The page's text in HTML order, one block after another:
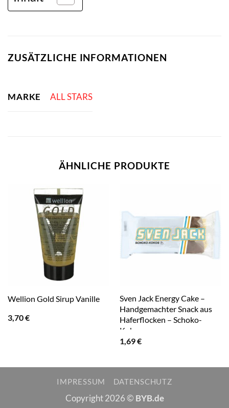
ZUSÄTZLICHE INFORMATIONEN
MARKE ALL STARS
ÄHNLICHE PRODUKTE
Wellion Gold Sirup Vanille
3,70€
Sven Jack Energy Cake –
Handgemachter Snack aus
Haferflocken – Schoko-
Kokos
1,69€
IMPRESSUM DATENSCHUTZ
Copyright 2026 © BYB.de